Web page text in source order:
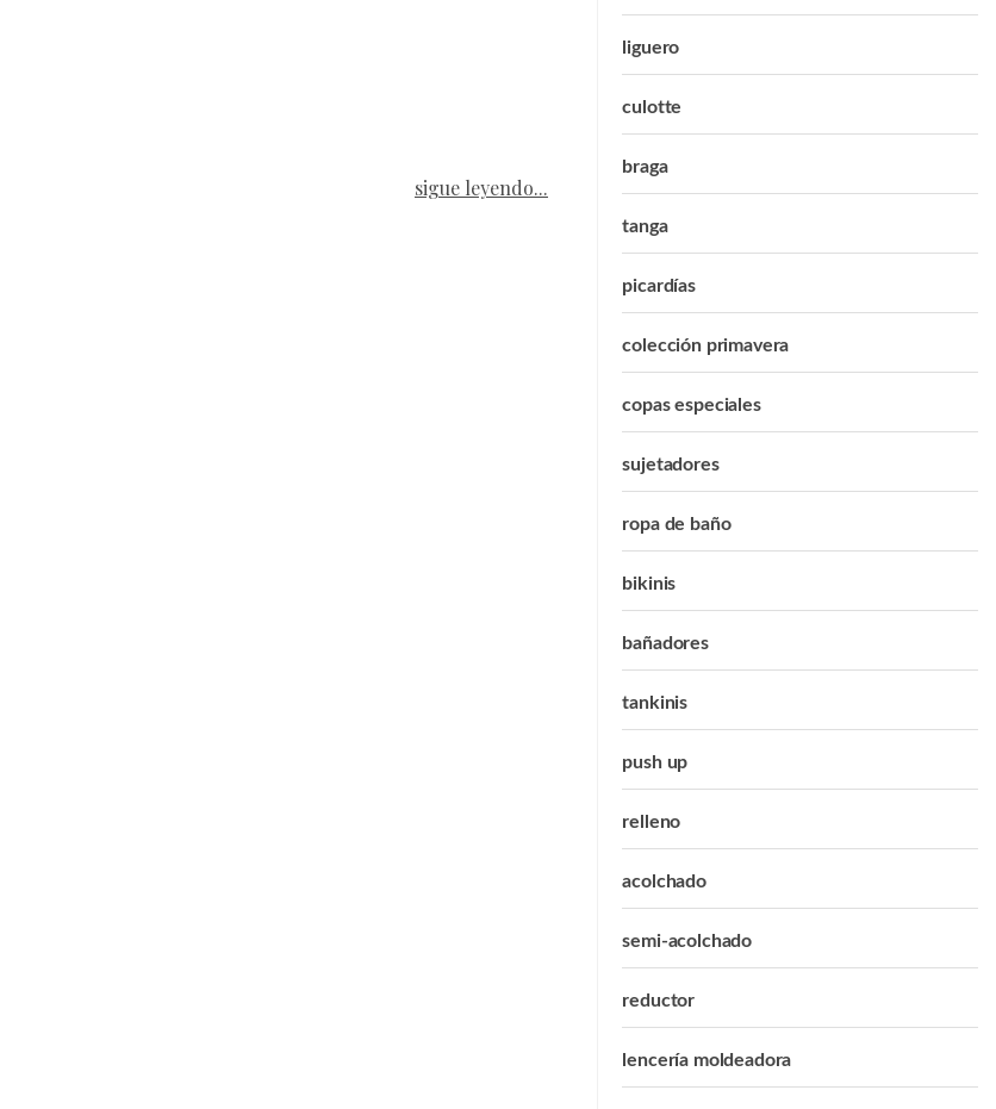
sigue leyendo...
liguero
culotte
braga
tanga
picardías
colección primavera
copas especiales
sujetadores
ropa de baño
bikinis
bañadores
tankinis
push up
relleno
acolchado
semi-acolchado
reductor
lencería moldeadora